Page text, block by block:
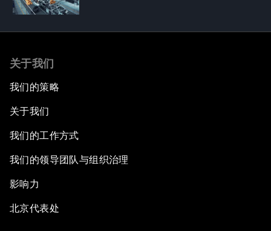
关于我们
我们的策略
关于我们
我们的工作方式
我们的领导团队与组织治理
影响力
北京代表处